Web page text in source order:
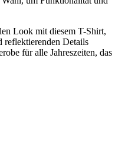
Look mit diesem T-Shirt,
reflektierenden Details
für alle Jahreszeiten, das